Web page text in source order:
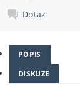
Dotaz
POPIS
DISKUZE